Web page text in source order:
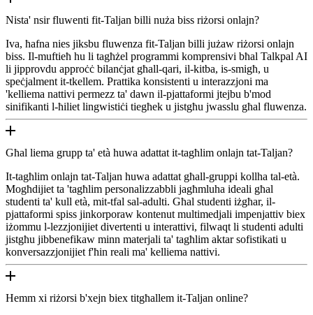
Nista' nsir fluwenti fit-Taljan billi nuża biss riżorsi onlajn?
Iva, ħafna nies jiksbu fluwenza fit-Taljan billi jużaw riżorsi onlajn
biss. Il-muftieħ hu li tagħżel programmi komprensivi bħal Talkpal AI
li jipprovdu approċċ bilanċjat għall-qari, il-kitba, is-smigħ, u
speċjalment it-tkellem. Prattika konsistenti u interazzjoni ma
'kelliema nattivi permezz ta' dawn il-pjattaformi jtejbu b'mod
sinifikanti l-ħiliet lingwistiċi tiegħek u jistgħu jwasslu għal fluwenza.
Għal liema grupp ta' età huwa adattat it-tagħlim onlajn tat-Taljan?
It-tagħlim onlajn tat-Taljan huwa adattat għall-gruppi kollha tal-età.
Mogħdijiet ta 'tagħlim personalizzabbli jagħmluha ideali għal
studenti ta' kull età, mit-tfal sal-adulti. Għal studenti iżgħar, il-
pjattaformi spiss jinkorporaw kontenut multimedjali impenjattiv biex
iżommu l-lezzjonijiet divertenti u interattivi, filwaqt li studenti adulti
jistgħu jibbenefikaw minn materjali ta' tagħlim aktar sofistikati u
konversazzjonijiet f'ħin reali ma' kelliema nattivi.
Hemm xi riżorsi b'xejn biex titgħallem it-Taljan online?